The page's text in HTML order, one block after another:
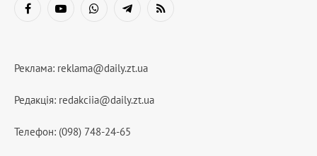
FacebookYouTubeWhatsAppTelegramRSS
Реклама: reklama@daily.zt.ua
Редакція: redakciia@daily.zt.ua
Телефон: (098) 748-24-65